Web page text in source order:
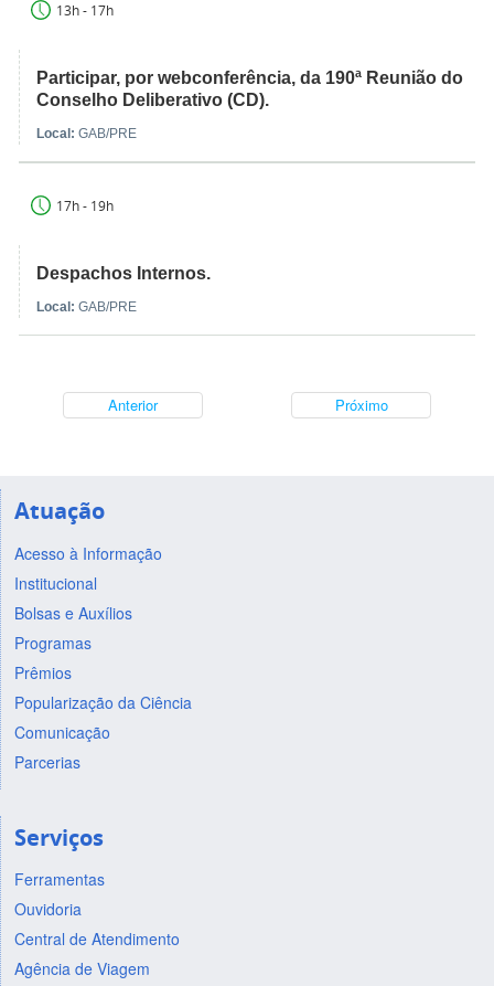
13h - 17h
Participar, por webconferência, da 190ª Reunião do
Conselho Deliberativo (CD).
Local: GAB/PRE
17h - 19h
Despachos Internos.
Local: GAB/PRE
Anterior Próximo
Atuação
Acesso à Informação
Institucional
Bolsas e Auxílios
Programas
Prêmios
Popularização da Ciência
Comunicação
Parcerias
Serviços
Ferramentas
Ouvidoria
Central de Atendimento
Agência de Viagem